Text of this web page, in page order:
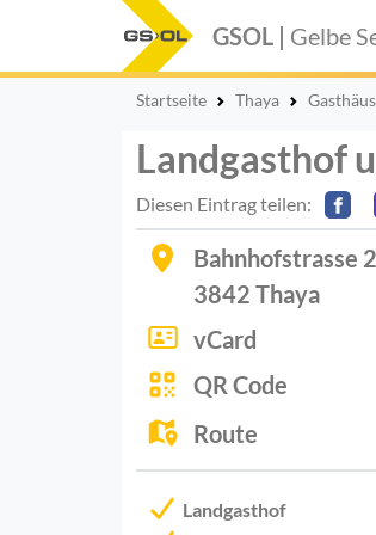
GSOL | Gelbe
Startseite Thaya
Landgasthof
Diesen Eintrag teilen:
Bahnhofstrasse 2
3842 Thaya
vCard
QR Code
Route
Landgasthof